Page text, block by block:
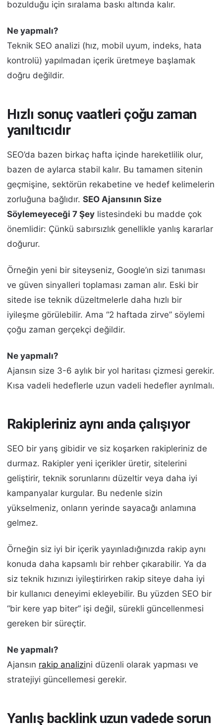
bozulduğu için sıralama baskı altında kalır.
Ne yapmalı?
Teknik SEO analizi (hız, mobil uyum, indeks, hata
kontrolü) yapılmadan içerik üretmeye başlamak
doğru değildir.
Hızlı sonuç vaatleri çoğu zaman
yanıltıcıdır
SEO’da bazen birkaç hafta içinde hareketlilik olur,
bazen de aylarca stabil kalır. Bu tamamen sitenin
geçmişine, sektörün rekabetine ve hedef kelimelerin
zorluğuna bağlıdır. SEO Ajansının Size
Söylemeyeceği 7 Şey listesindeki bu madde çok
önemlidir: Çünkü sabırsızlık genellikle yanlış kararlar
doğurur.
Örneğin yeni bir siteyseniz, Google’ın sizi tanıması
ve güven sinyalleri toplaması zaman alır. Eski bir
sitede ise teknik düzeltmelerle daha hızlı bir
iyileşme görülebilir. Ama “2 haftada zirve” söylemi
çoğu zaman gerçekçi değildir.
Ne yapmalı?
Ajansın size 3-6 aylık bir yol haritası çizmesi gerekir.
Kısa vadeli hedeflerle uzun vadeli hedefler ayrılmalı.
Rakipleriniz aynı anda çalışıyor
SEO bir yarış gibidir ve siz koşarken rakipleriniz de
durmaz. Rakipler yeni içerikler üretir, sitelerini
geliştirir, teknik sorunlarını düzeltir veya daha iyi
kampanyalar kurgular. Bu nedenle sizin
yükselmeniz, onların yerinde sayacağı anlamına
gelmez.
Örneğin siz iyi bir içerik yayınladığınızda rakip aynı
konuda daha kapsamlı bir rehber çıkarabilir. Ya da
siz teknik hızınızı iyileştirirken rakip siteye daha iyi
bir kullanıcı deneyimi ekleyebilir. Bu yüzden SEO bir
“bir kere yap biter” işi değil, sürekli güncellenmesi
gereken bir süreçtir.
Ne yapmalı?
Ajansın rakip analizini düzenli olarak yapması ve
stratejiyi güncellemesi gerekir.
Yanlış backlink uzun vadede sorun